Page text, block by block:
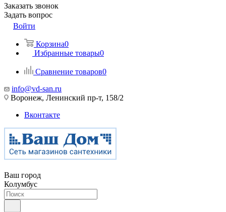
Заказать звонок
Задать вопрос
Войти
Корзина0
Избранные товары0
Сравнение товаров0
info@vd-san.ru
Воронеж, Ленинский пр-т, 158/2
Вконтакте
Ваш город
Колумбус